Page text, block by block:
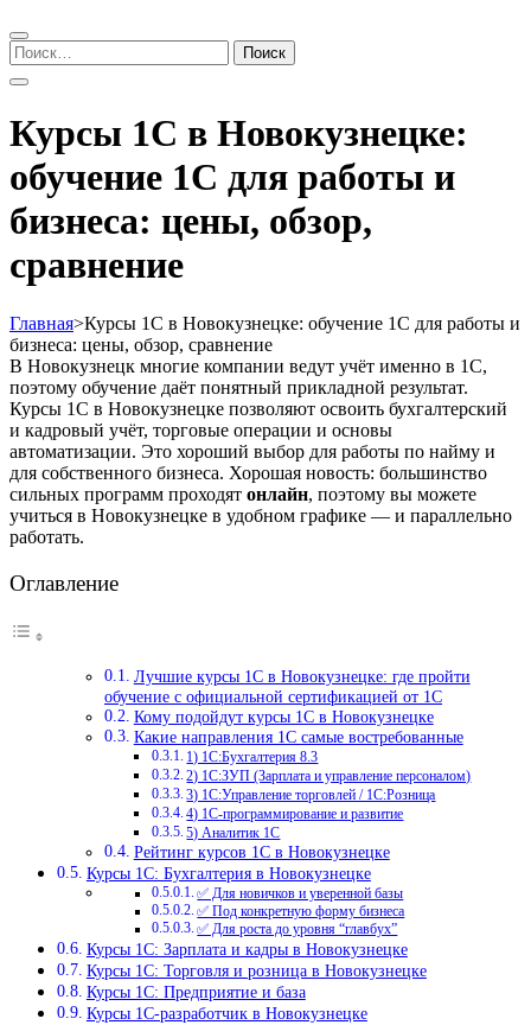
Найти:
Курсы 1С в Новокузнецке:
обучение 1С для работы и
бизнеса: цены, обзор,
сравнение
Главная>Курсы 1С в Новокузнецке: обучение 1С для работы и
бизнеса: цены, обзор, сравнение
В Новокузнецк многие компании ведут учёт именно в 1С,
поэтому обучение даёт понятный прикладной результат.
Курсы 1С в Новокузнецке позволяют освоить бухгалтерский
и кадровый учёт, торговые операции и основы
автоматизации. Это хороший выбор для работы по найму и
для собственного бизнеса. Хорошая новость: большинство
сильных программ проходят онлайн, поэтому вы можете
учиться в Новокузнецке в удобном графике — и параллельно
работать.
Оглавление
Лучшие курсы 1С в Новокузнецке: где пройти
обучение с официальной сертификацией от 1С
Кому подойдут курсы 1С в Новокузнецке
Какие направления 1С самые востребованные
1) 1С:Бухгалтерия 8.3
2) 1С:ЗУП (Зарплата и управление персоналом)
3) 1С:Управление торговлей / 1С:Розница
4) 1С-программирование и развитие
5) Аналитик 1С
Рейтинг курсов 1С в Новокузнецке
Курсы 1С: Бухгалтерия в Новокузнецке
✅ Для новичков и уверенной базы
✅ Под конкретную форму бизнеса
✅ Для роста до уровня “главбух”
Курсы 1С: Зарплата и кадры в Новокузнецке
Курсы 1С: Торговля и розница в Новокузнецке
Курсы 1С: Предприятие и база
Курсы 1С-разработчик в Новокузнецке